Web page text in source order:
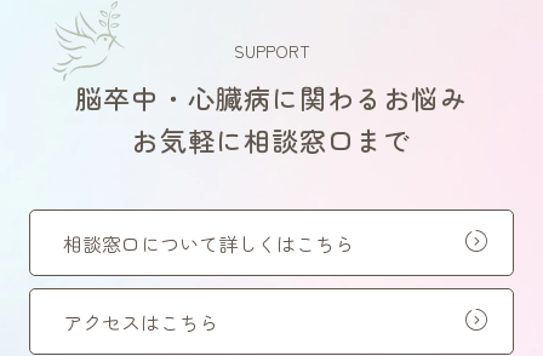
SUPPORT
脳卒中・心臓病に関わるお悩み
お気軽に相談窓口まで
相談窓口について詳しくはこちら
アクセスはこちら